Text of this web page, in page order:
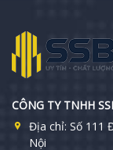
CÔNG TY TNHH
Địa chỉ: Số 111
Nội